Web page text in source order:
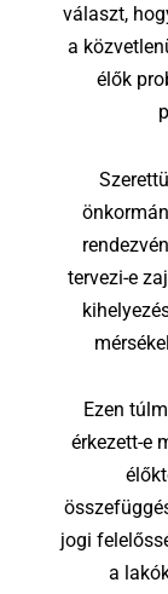
választ,
a
élők
tervezi-e
Ezen
érkezett-e
jogi
a